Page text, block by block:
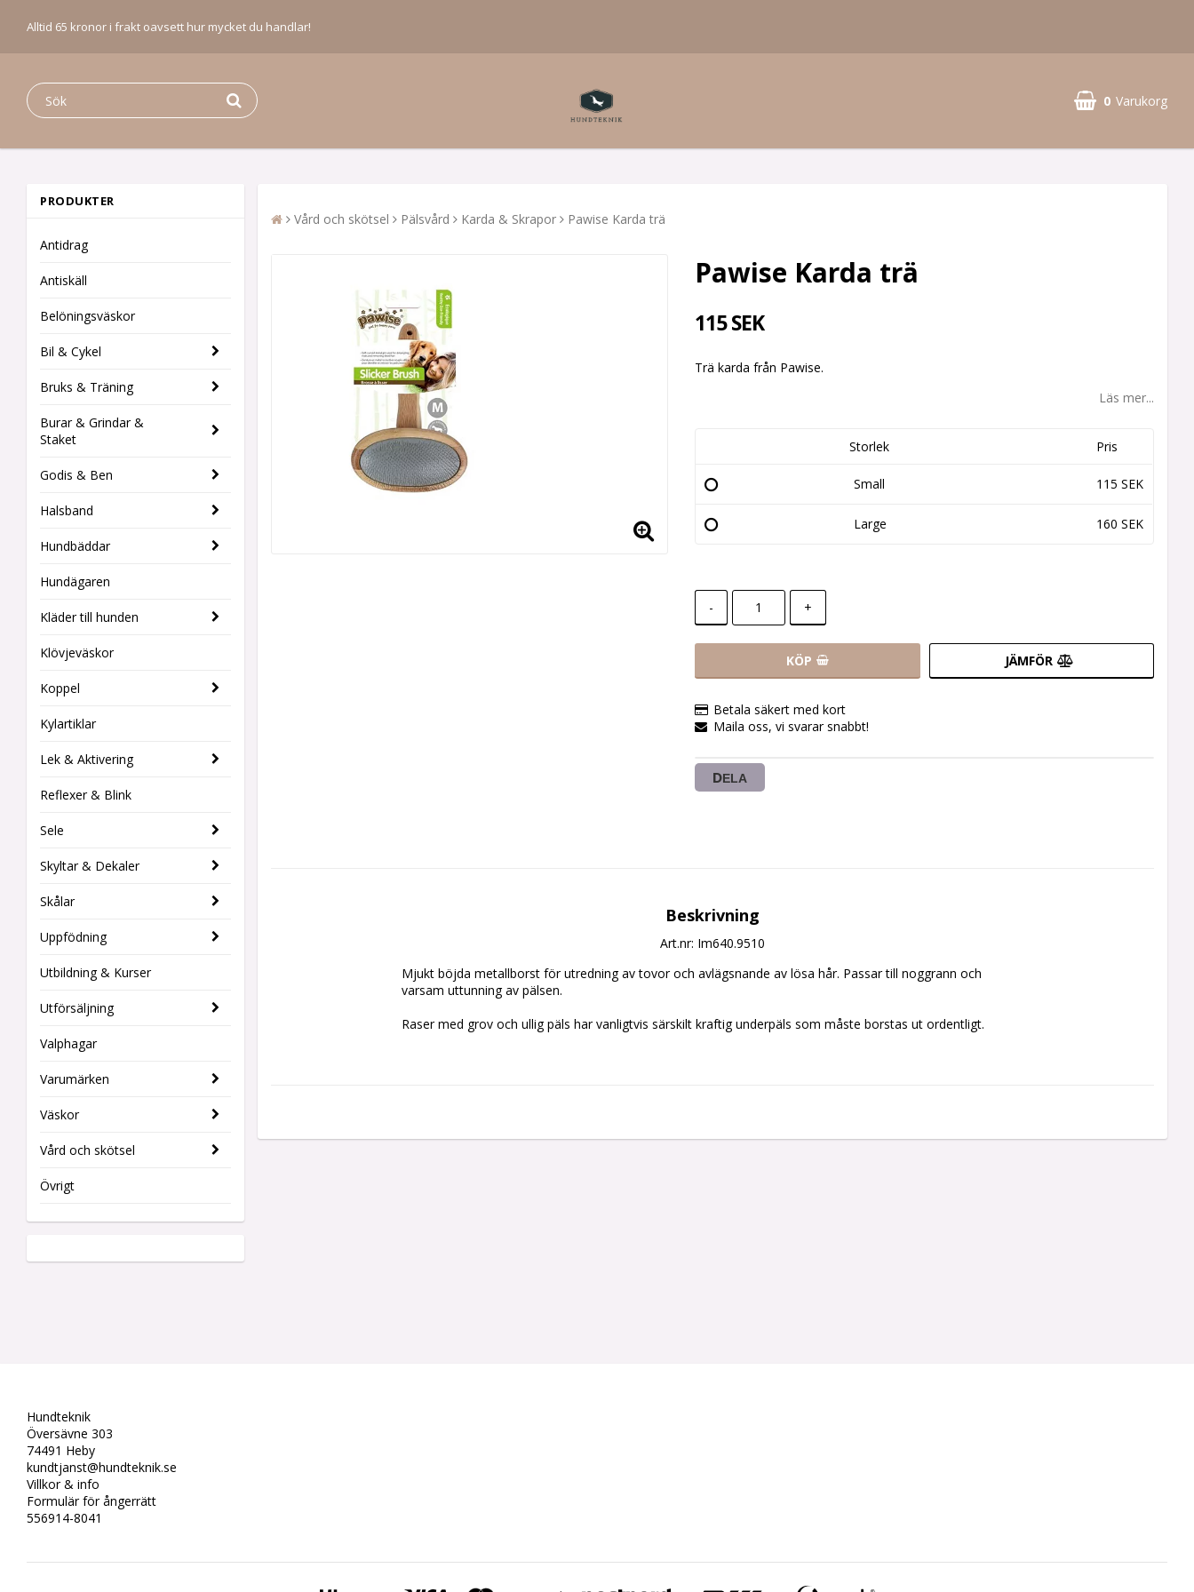
Alltid 65 kronor i frakt oavsett hur mycket du handlar!
0 Varukorg
PRODUKTER
Antidrag
Antiskäll
Belöningsväskor
Bil & Cykel
Bruks & Träning
Burar & Grindar &
Staket
Godis & Ben
Halsband
Hundbäddar
Hundägaren
Kläder till hunden
Klövjeväskor
Koppel
Kylartiklar
Lek & Aktivering
Reflexer & Blink
Sele
Skyltar & Dekaler
Skålar
Uppfödning
Utbildning & Kurser
Utförsäljning
Valphagar
Varumärken
Väskor
Vård och skötsel
Övrigt
Vård och skötsel Pälsvård Karda & Skrapor Pawise Karda trä
Pawise Karda trä
115 SEK
Trä karda från Pawise.
Läs mer...
Storlek Pris
Small 115 SEK
Large 160 SEK
- +
KÖP JÄMFÖR
Betala säkert med kort
Maila oss, vi svarar snabbt!
DELA
Beskrivning
Art.nr: Im640.9510
Mjukt böjda metallborst för utredning av tovor och avlägsnande av lösa hår. Passar till noggrann och
varsam uttunning av pälsen.
Raser med grov och ullig päls har vanligtvis särskilt kraftig underpäls som måste borstas ut ordentligt.
Hundteknik
Översävne 303
74491 Heby
kundtjanst@hundteknik.se
Villkor & info
Formulär för ångerrätt
556914-8041